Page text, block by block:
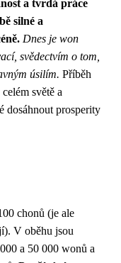
a tvrdá práce
silné a
Dnes je won
svědectvím o tom,
úsilím. Příběh
světě a
dosáhnout prosperity
chonů (je ale
V oběhu jsou
a 50 000 wonů a